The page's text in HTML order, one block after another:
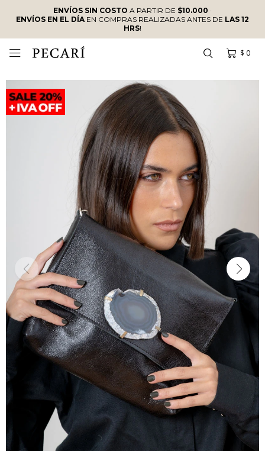
ENVÍOS SIN COSTO A PARTIR DE $10.000 ·
ENVÍOS EN EL DÍAEN COMPRAS REALIZADAS ANTES DE LAS 12
HRS!
$ 0
